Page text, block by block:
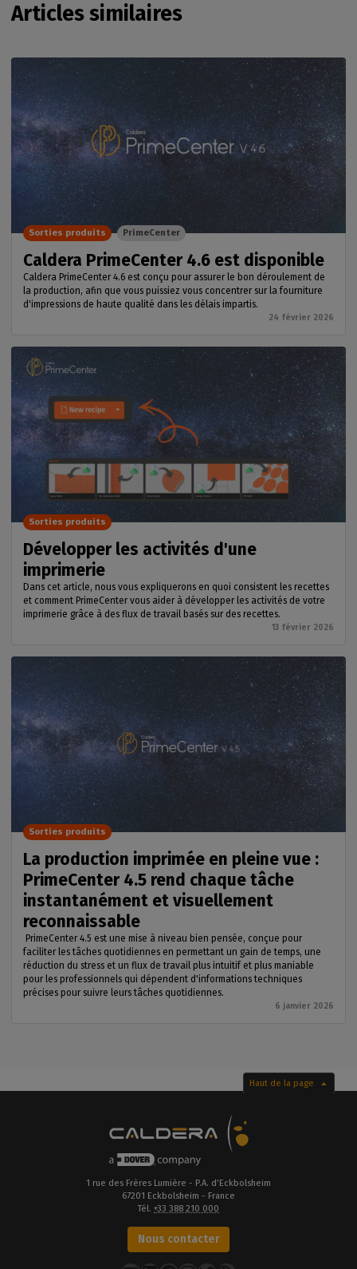
Articles similaires
Caldera PrimeCenter 4.6 est disponible
Caldera PrimeCenter 4.6 est conçu pour assurer le bon déroulement de
la production, afin que vous puissiez vous concentrer sur la fourniture
d'impressions de haute qualité dans les délais impartis.
24 février 2026
Sorties produits PrimeCenter
Développer les activités d'une
imprimerie
Dans cet article, nous vous expliquerons en quoi consistent les recettes
et comment PrimeCenter vous aider à développer les activités de votre
imprimerie grâce à des flux de travail basés sur des recettes.
13 février 2026
Sorties produits
La production imprimée en pleine vue :
PrimeCenter 4.5 rend chaque tâche
instantanément et visuellement
reconnaissable
PrimeCenter 4.5 est une mise à niveau bien pensée, conçue pour
faciliter les tâches quotidiennes en permettant un gain de temps, une
réduction du stress et un flux de travail plus intuitif et plus maniable
pour les professionnels qui dépendent d'informations techniques
précises pour suivre leurs tâches quotidiennes.
6 janvier 2026
Sorties produits
Haut de la page
1 rue des Frères Lumière - P.A. d’Eckbolsheim
67201 Eckbolsheim - France
Tél. +33 388 210 000
Nous contacter